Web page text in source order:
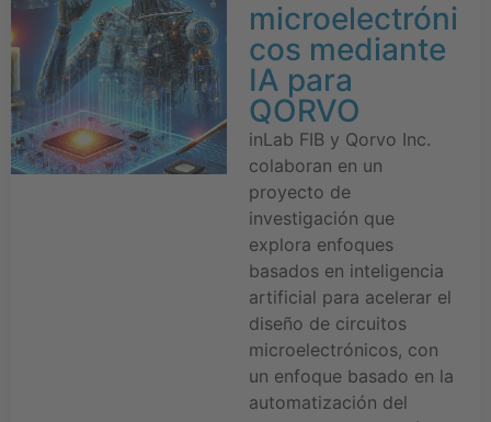
microelectróni
cos mediante
IA para
QORVO
inLab FIB y Qorvo Inc.
colaboran en un
proyecto de
investigación que
explora enfoques
basados en inteligencia
artificial para acelerar el
diseño de circuitos
microelectrónicos, con
un enfoque basado en la
automatización del